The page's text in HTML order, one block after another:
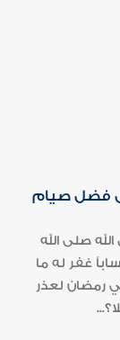
فضل صيام
صلى الله
غفر له ما
رمضان لعذر